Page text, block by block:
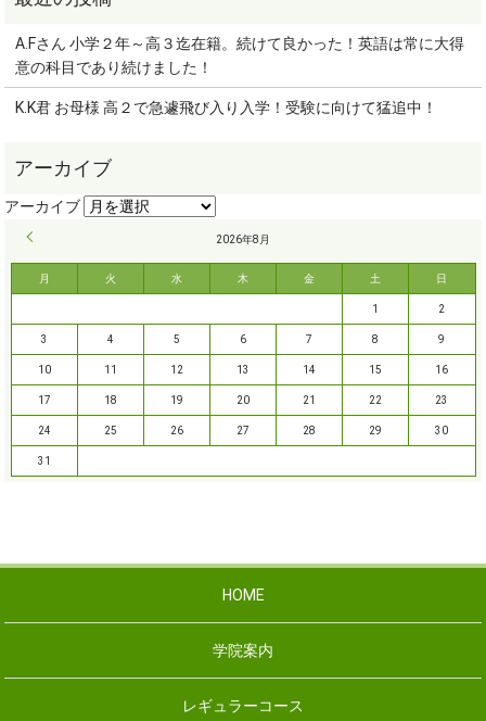
A.Fさん 小学２年～高３迄在籍。続けて良かった！英語は常に大得
意の科目であり続けました！
K.K君 お母様 高２で急遽飛び入り入学！受験に向けて猛追中！
2026年8月
月 火 水 木 金 土 日
1 2
3 4 5 6 7 8 9
10 11 12 13 14 15 16
17 18 19 20 21 22 23
24 25 26 27 28 29 30
31
HOME
学院案内
レギュラーコース